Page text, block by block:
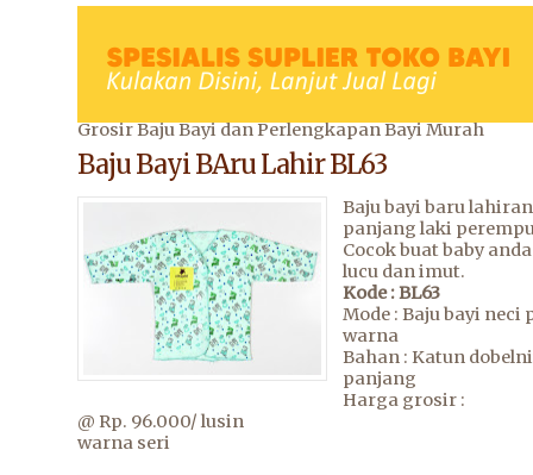
Grosir Baju Bayi dan Perlengkapan Bayi Murah
Baju Bayi BAru Lahir BL63
Baju bayi baru
panjang laki
Cocok buat baby
lucu dan imut.
Kode : BL63
Mode : Baju bayi neci
warna
Bahan : Katun
panjang
Harga grosir :
@ Rp. 96.000/ lusin
warna seri